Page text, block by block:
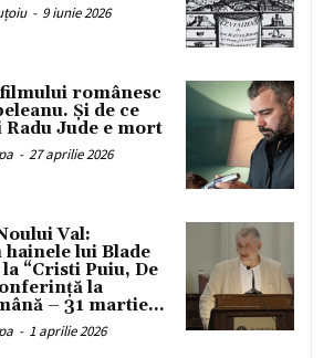
- 9 iunie 2026
românesc
Și de ce
Jude e mort
- 27 aprilie 2026
Val:
lui Blade
“Cristi Puiu, De
la
– 31 martie...
- 1 aprilie 2026